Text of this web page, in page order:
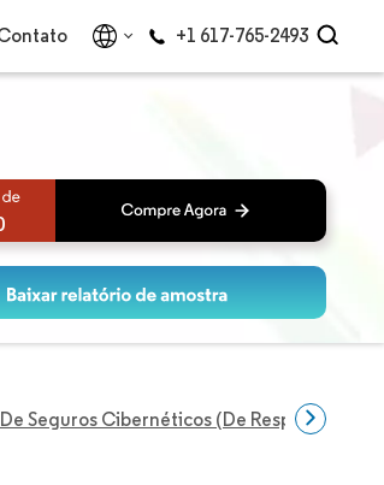
+1 617-765-2493
Seguros Cibernéticos (de